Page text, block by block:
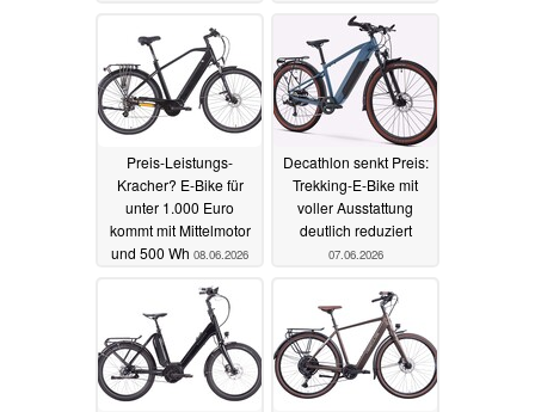
Preis-Leistungs-
Kracher? E-Bike für
unter 1.000 Euro
kommt mit Mittelmotor
und 500 Wh 08.06.2026
Decathlon senkt Preis:
Trekking-E-Bike mit
voller Ausstattung
deutlich reduziert
07.06.2026